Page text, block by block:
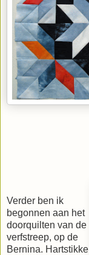
Verder ben ik
begonnen aan het
doorquilten van de
verfstreep, op de
Bernina. Hartstikke